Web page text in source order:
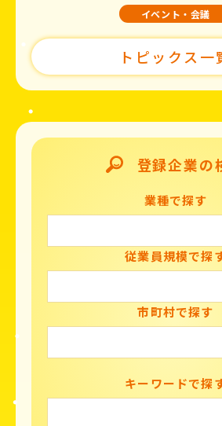
イベント・会議
トピックス一
登録企業の
業種で探す
従業員規模で探
市町村で探す
キーワードで探